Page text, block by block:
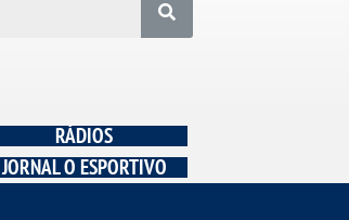
RÁDIOS
JORNAL O ESPORTIVO